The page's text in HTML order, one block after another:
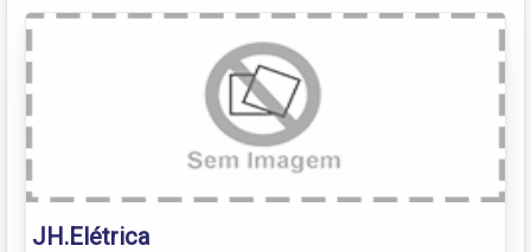
JH.Elétrica